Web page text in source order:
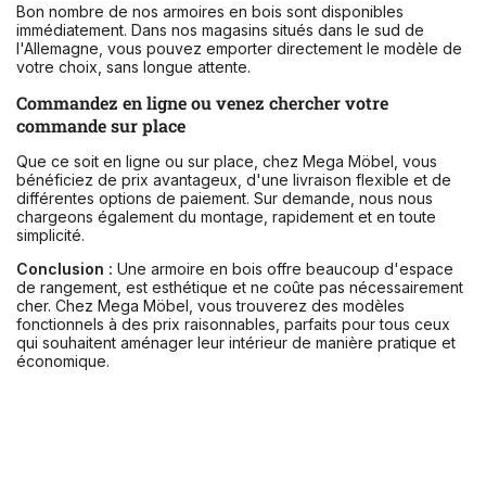
Bon nombre de nos armoires en bois sont disponibles
immédiatement. Dans nos magasins situés dans le sud de
l'Allemagne, vous pouvez emporter directement le modèle de
votre choix, sans longue attente.
Commandez en ligne ou venez chercher votre
commande sur place
Que ce soit en ligne ou sur place, chez Mega Möbel, vous
bénéficiez de prix avantageux, d'une livraison flexible et de
différentes options de paiement. Sur demande, nous nous
chargeons également du montage, rapidement et en toute
simplicité.
Conclusion : Une armoire en bois offre beaucoup d'espace
de rangement, est esthétique et ne coûte pas nécessairement
cher. Chez Mega Möbel, vous trouverez des modèles
fonctionnels à des prix raisonnables, parfaits pour tous ceux
qui souhaitent aménager leur intérieur de manière pratique et
économique.